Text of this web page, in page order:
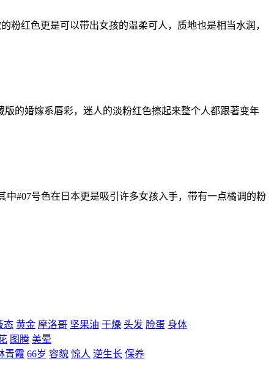
红色更是可以带出女孩的温柔可人，质地也是相当水润，
的婚嫁系唇彩，迷人的淡粉红色擦起来整个人都跟著变年
#07号色在日本更是吸引许多女孩入手，带有一点橘调的粉
态 黄金 摩洛哥 坚果油 干燥 头发 脸蛋 身体
图腾 美晕
青霞 66岁 容貌 惊人 逆生长 保养